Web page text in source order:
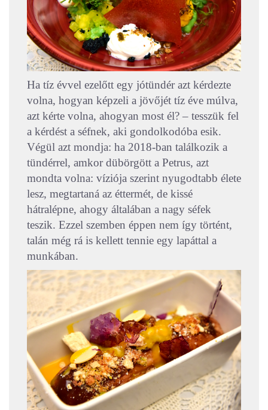
Ha tíz évvel ezelőtt egy jótündér azt kérdezte
volna, hogyan képzeli a jövőjét tíz éve múlva,
azt kérte volna, ahogyan most él? – tesszük fel
a kérdést a séfnek, aki gondolkodóba esik.
Végül azt mondja: ha 2018-ban találkozik a
tündérrel, amkor dübörgött a Petrus, azt
mondta volna: víziója szerint nyugodtabb élete
lesz, megtartaná az éttermét, de kissé
hátralépne, ahogy általában a nagy séfek
teszik. Ezzel szemben éppen nem így történt,
talán még rá is kellett tennie egy lapáttal a
munkában.